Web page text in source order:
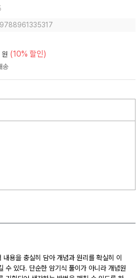
9788961335317
원 (10% 할인)
용을 충실히 담아 개념과 원리를 확실히 이
수 있다. 단순한 암기식 풀이가 아니라 개념원